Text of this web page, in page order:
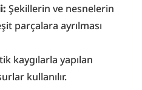
Şekillerin ve nesnelerin
parçalara ayrılması
kaygılarla yapılan
kullanılır.